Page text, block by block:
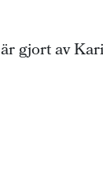
gjort av